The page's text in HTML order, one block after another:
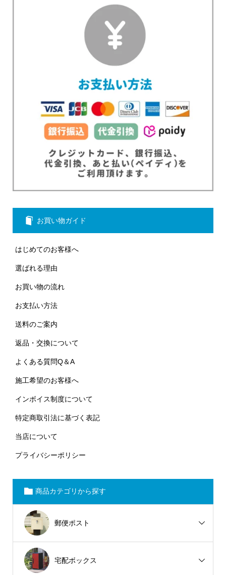
お買い物ガイド
はじめてのお客様へ
選ばれる理由
お買い物の流れ
お支払い方法
送料のご案内
返品・交換について
よくある質問Q＆A
施工希望のお客様へ
インボイス制度について
特定商取引法に基づく表記
当店について
プライバシーポリシー
商品カテゴリから探す
郵便ポスト
宅配ボックス